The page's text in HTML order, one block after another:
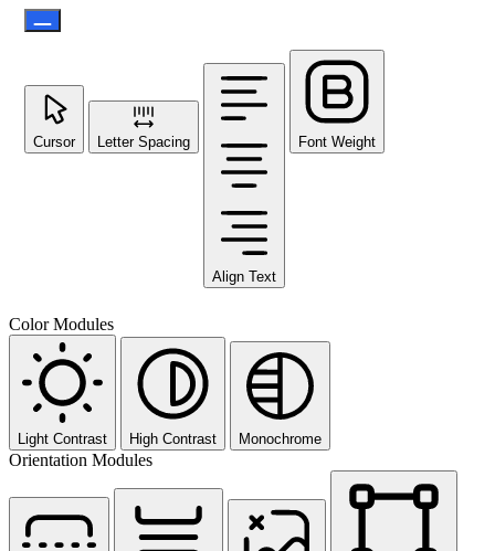
Cursor Letter Spacing
Align Text
Font Weight
Color Modules
Light Contrast High Contrast Monochrome
Orientation Modules